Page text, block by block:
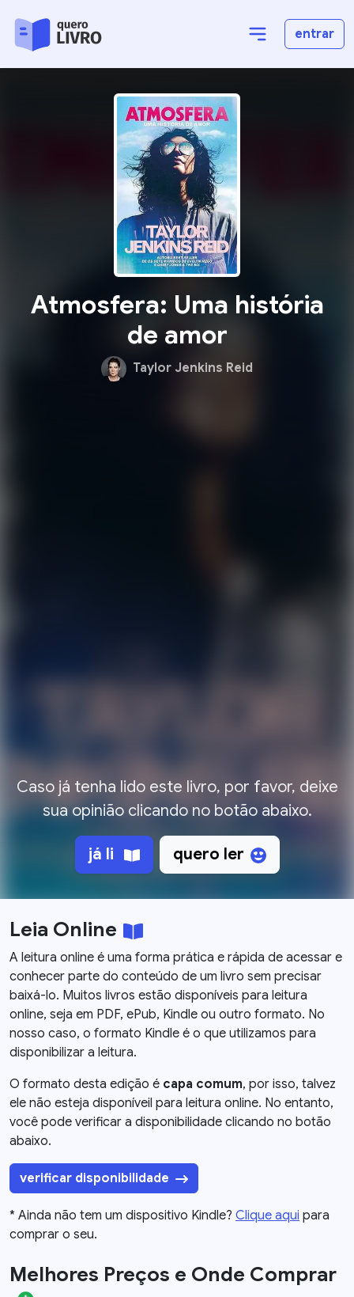
entrar
Atmosfera: Uma história
de amor
Taylor Jenkins Reid
Caso já tenha lido este livro, por favor, deixe
sua opinião clicando no botão abaixo.
já li quero ler
Leia Online
A leitura online é uma forma prática e rápida de acessar e
conhecer parte do conteúdo de um livro sem precisar
baixá-lo. Muitos livros estão disponíveis para leitura
online, seja em PDF, ePub, Kindle ou outro formato. No
nosso caso, o formato Kindle é o que utilizamos para
disponibilizar a leitura.
O formato desta edição é capa comum, por isso, talvez
ele não esteja disponíveil para leitura online. No entanto,
você pode verificar a disponibilidade clicando no botão
abaixo.
verificar disponibilidade
* Ainda não tem um dispositivo Kindle? Clique aqui para
comprar o seu.
Melhores Preços e Onde Comprar